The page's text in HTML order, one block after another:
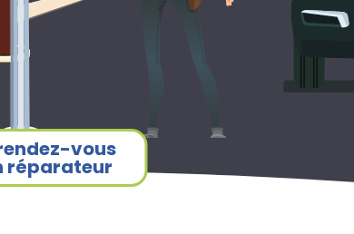
vous
réparateur